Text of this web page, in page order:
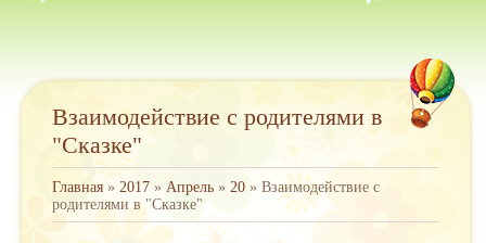
Взаимодействие с родителями в
"Сказке"
Главная » 2017 » Апрель » 20 » Взаимодействие с
родителями в "Сказке"